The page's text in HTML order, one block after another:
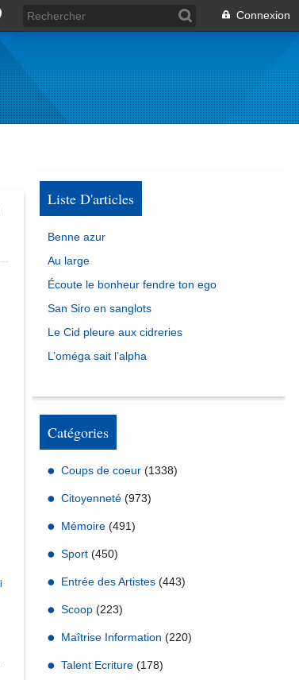
Connexion
Liste D'articles
Benne azur
Au large
Écoute le bonheur fendre ton ego
San Siro en sanglots
Le Cid pleure aux cidreries
L’oméga sait l’alpha
Catégories
Coups de coeur (1338)
Citoyenneté (973)
Mémoire (491)
Sport (450)
Entrée des Artistes (443)
Scoop (223)
Maîtrise Information (220)
Talent Ecriture (178)